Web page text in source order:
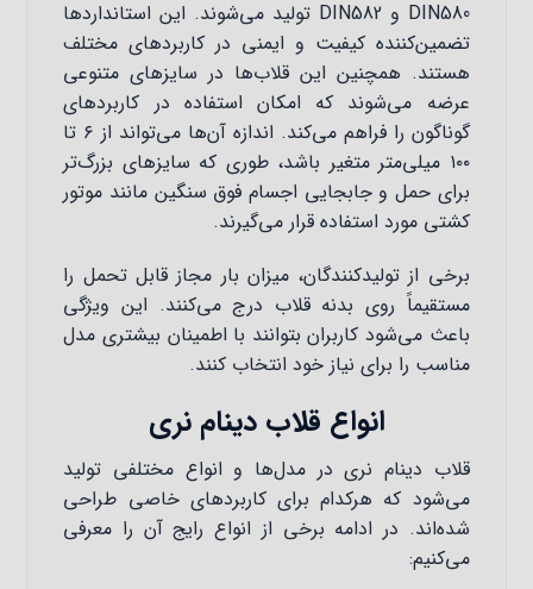
DIN580 و DIN582 تولید می‌شوند. این استانداردها
تضمین‌کننده کیفیت و ایمنی در کاربردهای مختلف
هستند. همچنین این قلاب‌ها در سایزهای متنوعی
عرضه می‌شوند که امکان استفاده در کاربردهای
گوناگون را فراهم می‌کند. اندازه آن‌ها می‌تواند از ۶ تا
۱۰۰ میلی‌متر متغیر باشد، ‌طوری که سایزهای بزرگ‌تر
برای حمل و جابجایی اجسام فوق سنگین مانند موتور
کشتی مورد استفاده قرار می‌گیرند.
برخی از تولیدکنندگان، میزان بار مجاز قابل تحمل را
مستقیماً روی بدنه قلاب درج می‌کنند. این ویژگی
باعث می‌شود کاربران بتوانند با اطمینان بیشتری مدل
مناسب را برای نیاز خود انتخاب کنند.
انواع قلاب دینام نری
قلاب دینام نری در مدل‌ها و انواع مختلفی تولید
می‌شود که هرکدام برای کاربردهای خاصی طراحی
شده‌اند. در ادامه برخی از انواع رایج آن را معرفی
می‌کنیم: